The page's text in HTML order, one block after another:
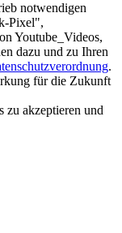
notwendigen
Pixel",
Youtube_Videos,
dazu und zu Ihren
.
für die Zukunft
zu akzeptieren und